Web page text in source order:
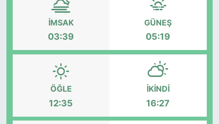
İMSAK
03:39
GÜNEŞ
05:19
ÖĞLE
12:35
İKINDI
16:27
Amerika Fuarları
FUAR RAPORU
FESTİVAL HABERLERİ
FESTİVAL TAKVİMİ
KONGRE HABERLERİ